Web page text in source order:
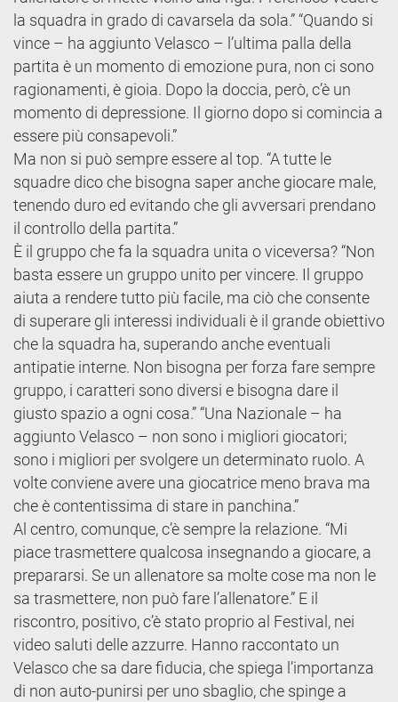
la squadra in grado di cavarsela da sola.” “Quando si
vince – ha aggiunto Velasco – l’ultima palla della
partita è un momento di emozione pura, non ci sono
ragionamenti, è gioia. Dopo la doccia, però, c’è un
momento di depressione. Il giorno dopo si comincia a
essere più consapevoli.”
Ma non si può sempre essere al top. “A tutte le
squadre dico che bisogna saper anche giocare male,
tenendo duro ed evitando che gli avversari prendano
il controllo della partita.”
È il gruppo che fa la squadra unita o viceversa? “Non
basta essere un gruppo unito per vincere. Il gruppo
aiuta a rendere tutto più facile, ma ciò che consente
di superare gli interessi individuali è il grande obiettivo
che la squadra ha, superando anche eventuali
antipatie interne. Non bisogna per forza fare sempre
gruppo, i caratteri sono diversi e bisogna dare il
giusto spazio a ogni cosa.” “Una Nazionale – ha
aggiunto Velasco – non sono i migliori giocatori;
sono i migliori per svolgere un determinato ruolo. A
volte conviene avere una giocatrice meno brava ma
che è contentissima di stare in panchina.”
Al centro, comunque, c’è sempre la relazione. “Mi
piace trasmettere qualcosa insegnando a giocare, a
prepararsi. Se un allenatore sa molte cose ma non le
sa trasmettere, non può fare l’allenatore.” E il
riscontro, positivo, c’è stato proprio al Festival, nei
video saluti delle azzurre. Hanno raccontato un
Velasco che sa dare fiducia, che spiega l’importanza
di non auto-punirsi per uno sbaglio, che spinge a